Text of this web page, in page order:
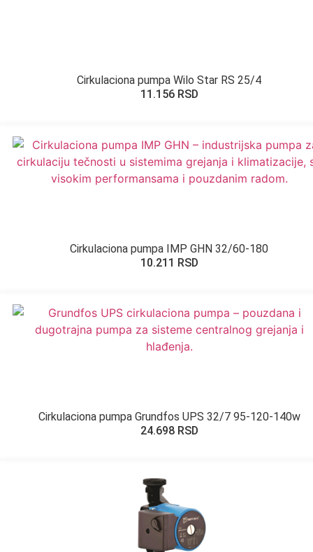
Cirkulaciona pumpa Wilo Star RS 25/4
11.156 RSD
Cirkulaciona pumpa IMP GHN 32/60-180
10.211 RSD
Cirkulaciona pumpa Grundfos UPS 32/7 95-120-140w
24.698 RSD